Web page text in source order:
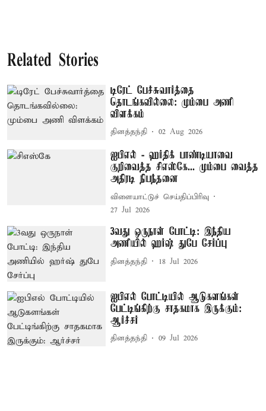
Related Stories
டிரேட் பேச்சுவார்த்தை
தொடங்கவில்லை: மும்பை அணி
விளக்கம்
தினத்தந்தி 02 Aug 2026
ஐபிஎல் - ஹர்திக் பாண்டியாவை
குறிவைத்த சிஎஸ்கே... மும்பை வைத்த
அதிரடி நிபந்தனை
விளையாட்டுச் செய்திப்பிரிவு
27 Jul 2026
3வது ஒருநாள் போட்டி: இந்திய
அணியில் ஹர்ஷ் துபே சேர்ப்பு
தினத்தந்தி 18 Jul 2026
ஐபிஎல் போட்டியில் ஆடுகளங்கள்
பேட்டிங்கிற்கு சாதகமாக இருக்கும்:
ஆர்ச்சர்
தினத்தந்தி 09 Jul 2026